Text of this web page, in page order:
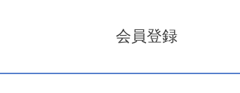
会員登録